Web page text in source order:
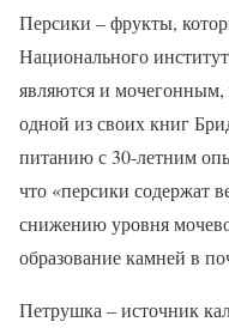
Персики – фрукты,
Национального
являются и
одной из своих книг
питанию с 30-летним
что «персики содержат
снижению уровня
образование камней в
Петрушка – источник